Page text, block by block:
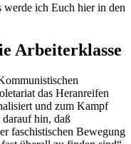
ich Euch hier in den
Arbeiterklasse
das Heranreifen
und zum Kampf
hin, daß
faschistischen Bewegung